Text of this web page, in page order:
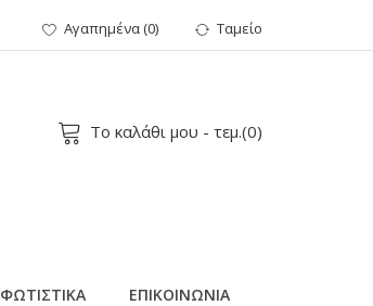
Αγαπημένα(0) Ταμείο
Το καλάθι μου - τεμ.(0)
ΦΩΤΙΣΤΙΚΑ ΕΠΙΚΟΙΝΩΝΙΑ